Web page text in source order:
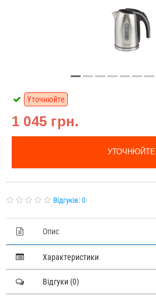
1 045 грн.
Уточнюйте
УТОЧНЮЙТЕ
Відгуків: 0
Опис
Характеристики
Відгуки (0)